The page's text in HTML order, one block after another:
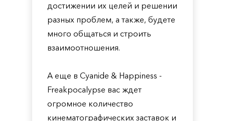
достижении их целей и решении
разных проблем, а также, будете
много общаться и строить
взаимоотношения.
А еще в Cyanide & Happiness -
Freakpocalypse вас ждет
огромное количество
кинематографических заставок и